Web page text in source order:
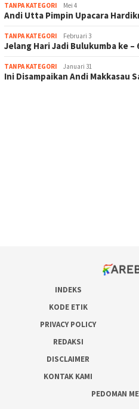
TANPA KATEGORI Mei 4
Andi Utta Pimpin Upacara
TANPA KATEGORI Februari 3
Jelang Hari Jadi Bulukumba ke –
TANPA KATEGORI Januari 31
Ini Disampaikan Andi Makkasau
INDEKS
KODE ETIK
PRIVACY POLICY
REDAKSI
DISCLAIMER
KONTAK KAMI
PEDOMAN